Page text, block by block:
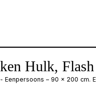
Hulk,
Eenpersoons – 90 x 200